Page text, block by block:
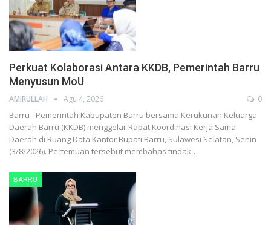
Perkuat Kolaborasi Antara KKDB, Pemerintah Barru
Menyusun MoU
AMIRULLAH Agu 4, 2026 0
Barru - Pemerintah Kabupaten Barru bersama Kerukunan Keluarga
Daerah Barru (KKDB) menggelar Rapat Koordinasi Kerja Sama
Daerah di Ruang Data Kantor Bupati Barru, Sulawesi Selatan, Senin
(3/8/2026). Pertemuan tersebut membahas tindak…
BARRU